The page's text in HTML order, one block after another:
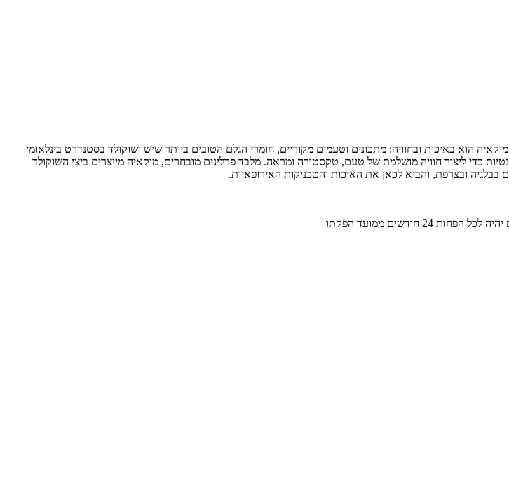
הוא באיכות ובחוויה: מתכונים וטעמים מקוריים, חומרי הגלם הטובים ביותר שיש ושוקולד בסטנדרט בינלאומי
כדי ליצור חוויה מושלמת של טעם, טקסטורה ומראה. מלבד פרלינים מובחרים, מוקאיה מייצרים ביצי השוקולד
ובצרפת, והביא לכאן את האיכות והטכניקות האירופאיות.